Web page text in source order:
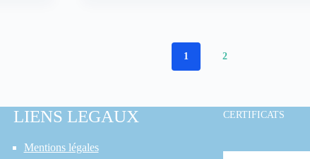
1 2
LIENS LEGAUX
Mentions légales
CERTIFICATS